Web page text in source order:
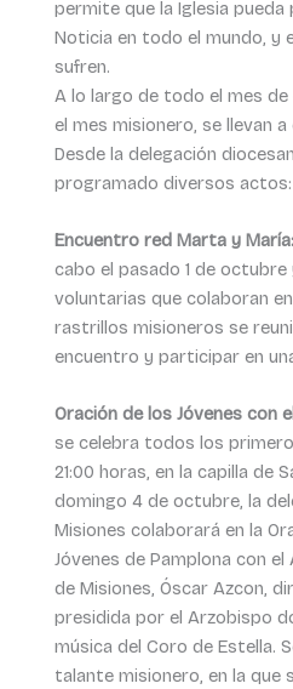
permite que la Iglesia pueda
Noticia en todo el mundo, y
sufren.
A lo largo de todo el mes
el mes misionero, se llevan
Desde la delegación
programado diversos actos:
Encuentro red Marta y María:
cabo el pasado 1 de
voluntarias que colaboran
rastrillos misioneros se
encuentro y participar en
Oración de los Jóvenes con
se celebra todos los
21:00 horas, en la capilla de
domingo 4 de octubre, la
Misiones colaborará en la
Jóvenes de Pamplona con
de Misiones, Óscar Azcon,
presidida por el Arzobispo
música del Coro de Estella.
talante misionero, en la que